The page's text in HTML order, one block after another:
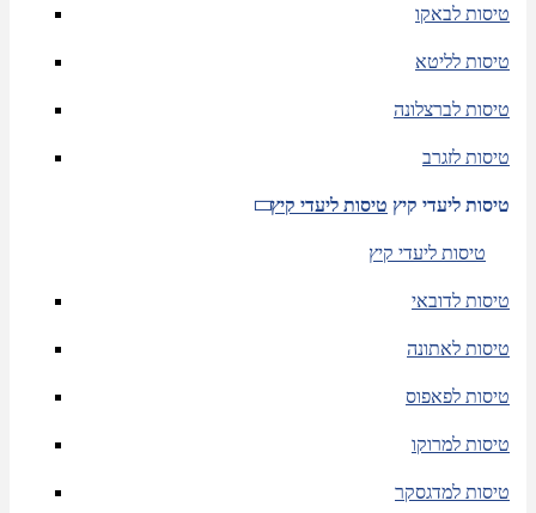
טיסות לבאקו
טיסות לליטא
טיסות לברצלונה
טיסות לזגרב
טיסות ליעדי קיץ טיסות ליעדי קיץ
טיסות ליעדי קיץ
טיסות לדובאי
טיסות לאתונה
טיסות לפאפוס
טיסות למרוקו
טיסות למדגסקר